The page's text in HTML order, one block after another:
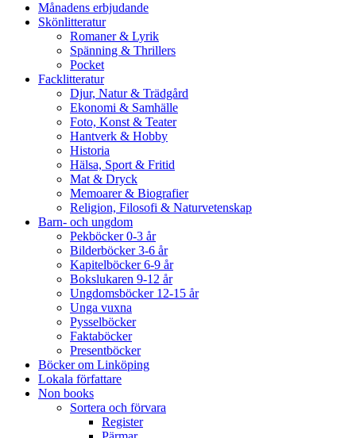
Månadens erbjudande
Skönlitteratur
Romaner & Lyrik
Spänning & Thrillers
Pocket
Facklitteratur
Djur, Natur & Trädgård
Ekonomi & Samhälle
Foto, Konst & Teater
Hantverk & Hobby
Historia
Hälsa, Sport & Fritid
Mat & Dryck
Memoarer & Biografier
Religion, Filosofi & Naturvetenskap
Barn- och ungdom
Pekböcker 0-3 år
Bilderböcker 3-6 år
Kapitelböcker 6-9 år
Bokslukaren 9-12 år
Ungdomsböcker 12-15 år
Unga vuxna
Pysselböcker
Faktaböcker
Presentböcker
Böcker om Linköping
Lokala författare
Non books
Sortera och förvara
Register